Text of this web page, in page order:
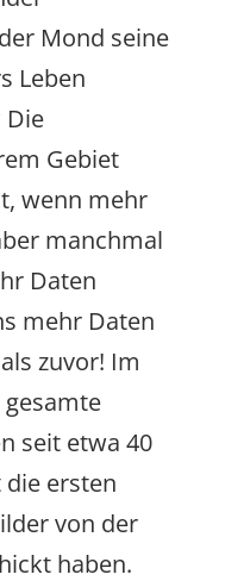
Mond seine
Leben
Die
Gebiet
wenn mehr
manchmal
Daten
mehr Daten
zuvor! Im
gesamte
seit etwa 40
die ersten
von der
haben.